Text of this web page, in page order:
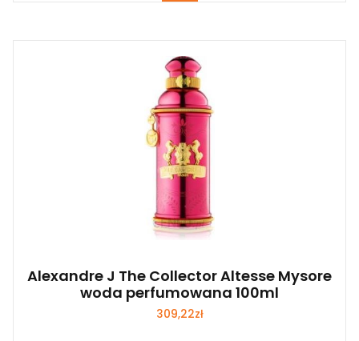
Alexandre J The Collector Altesse Mysore
woda perfumowana 100ml
309,22zł